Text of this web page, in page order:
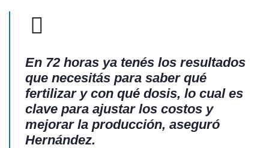
En 72 horas ya tenés los resultados
que necesitás para saber qué
fertilizar y con qué dosis, lo cual es
clave para ajustar los costos y
mejorar la producción, aseguró
Hernández.